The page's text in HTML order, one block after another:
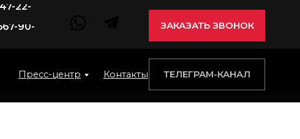
ЗАКАЗАТЬ ЗВОНОК
ТЕЛЕГРАМ-КАНАЛ
Контакты
центр